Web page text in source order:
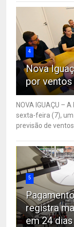
4
Nova
por
NOVA IGUAÇU –
sexta-feira (7),
previsão de ventos
5
registra
em 24